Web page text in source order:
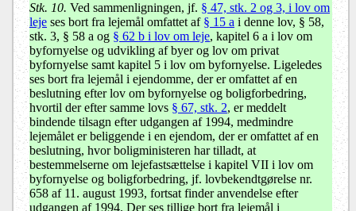
Stk. 10. Ved sammenligningen, jf. § 47, stk. 2 og 3, i lov om
leje ses bort fra lejemål omfattet af § 15 a i denne lov, § 58,
stk. 3, § 58 a og § 62 b i lov om leje, kapitel 6 a i lov om
byfornyelse og udvikling af byerog lov om privat
byfornyelse samt kapitel 5 i lov om byfornyelse. Ligeledes
ses bort fra lejemål i ejendomme, der er omfattet af en
beslutning efter lov om byfornyelse og boligforbedring,
hvortil der efter samme lovs § 67, stk. 2, er meddelt
bindende tilsagn efter udgangen af 1994, medmindre
lejemålet er beliggende i en ejendom, der er omfattet af en
beslutning, hvor boligministeren har tilladt, at
bestemmelserne om lejefastsættelse i kapitel VII i lov om
byfornyelse og boligforbedring, jf. lovbekendtgørelse nr.
658 af 11. august 1993, fortsat finder anvendelse efter
udgangen af 1994. Der ses tillige bort fra lejemål i